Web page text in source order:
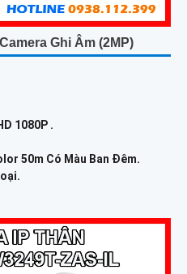
Ghi Âm (2MP)
1080P .
50m Có Màu Ban Ðêm.